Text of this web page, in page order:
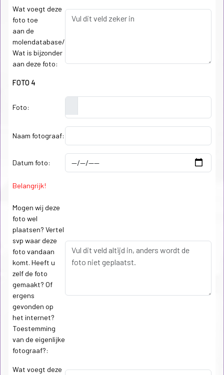
Wat voegt deze
foto toe
aan de
molendatabase/
Wat is bijzonder
aan deze foto:
FOTO 4
Foto:
Naam fotograaf:
Datum foto:
Belangrijk!
Mogen wij deze
foto wel
plaatsen? Vertel
svp waar deze
foto vandaan
komt. Heeft u
zelf de foto
gemaakt? Of
ergens
gevonden op
het internet?
Toestemming
van de eigenlijke
fotograaf?:
Wat voegt deze